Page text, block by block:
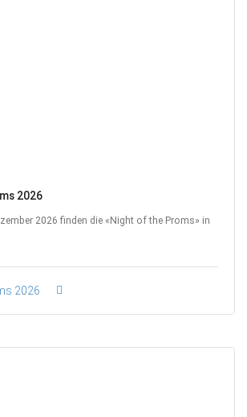
2026
2026 finden die «Night of the Proms» in
2026